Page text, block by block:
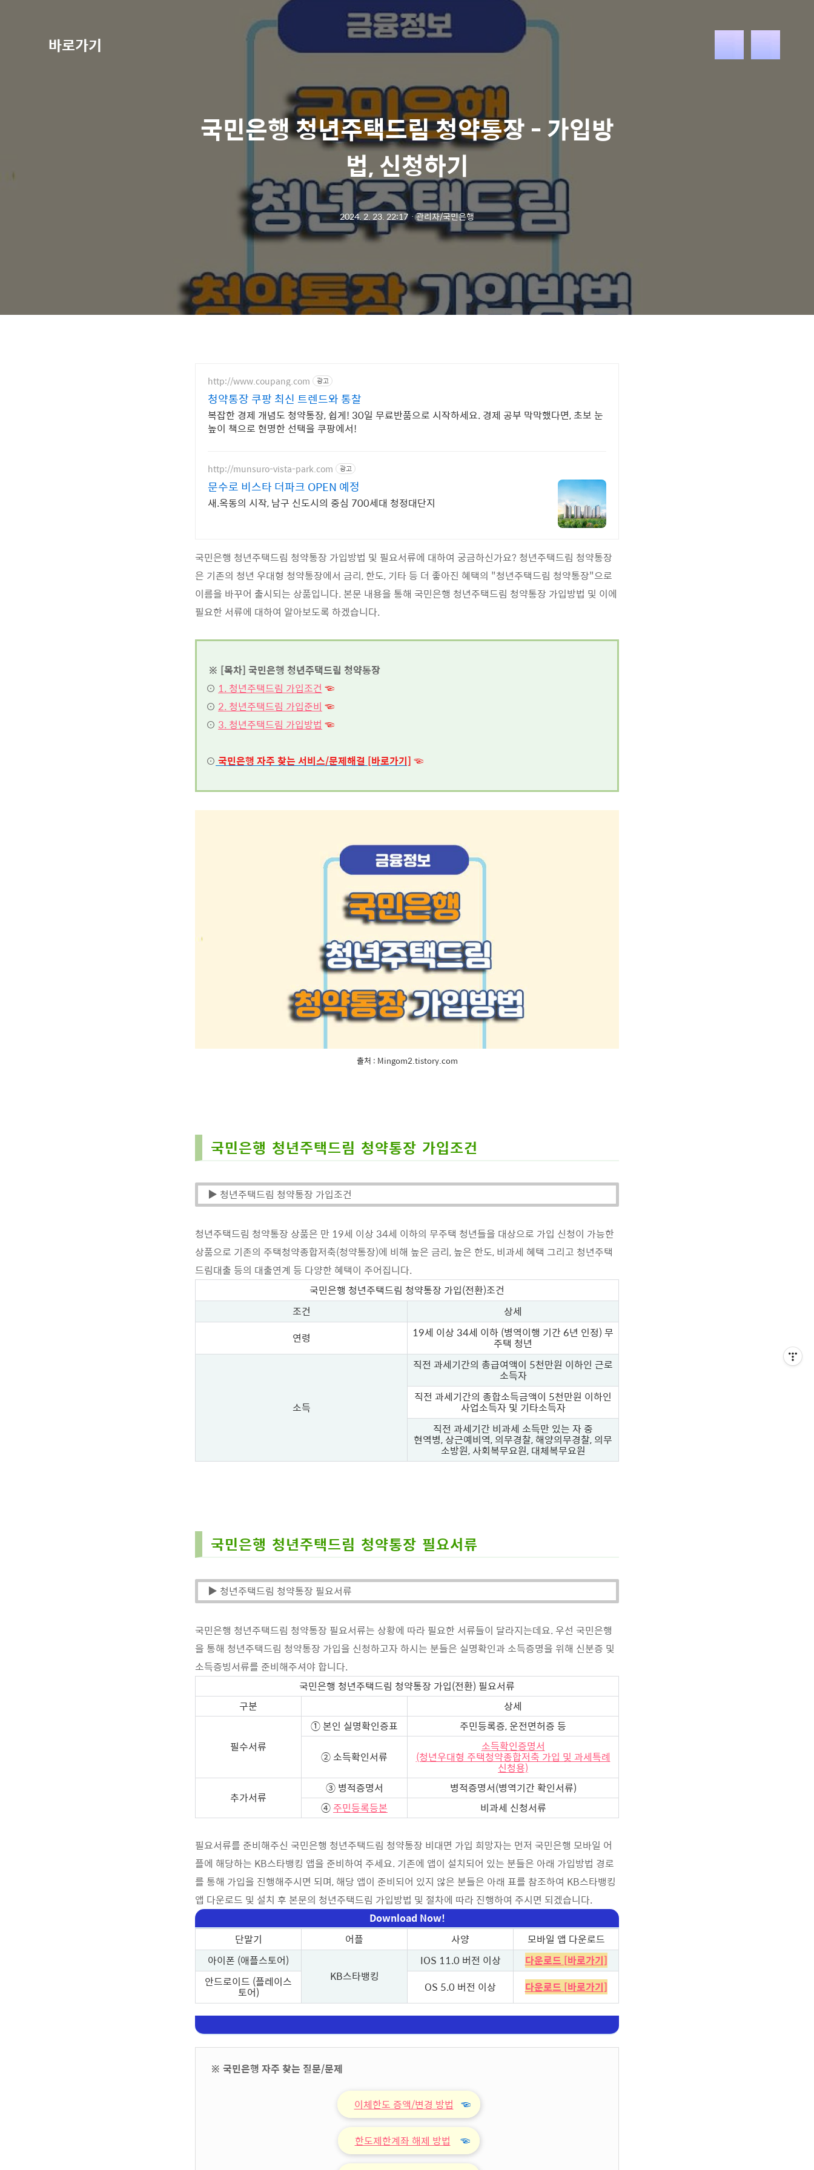
바로가기
뉴
국민은행 청년주택드림 청약통장 - 가입방
법, 신청하기
2024. 2. 23. 22:17 ㆍ관리자/국민은행
http://www.coupang.com 광고
청약통장 쿠팡 최신 트렌드와 통찰
복잡한 경제 개념도 청약통장, 쉽게! 30일 무료반품으로 시작하세요. 경제 공부 막막했다면, 초보 눈
높이 책으로 현명한 선택을 쿠팡에서!
http://munsuro-vista-park.com 광고
문수로 비스타 더파크 OPEN 예정
새.옥동의 시작, 남구 신도시의 중심 700세대 청정대단지
국민은행 청년주택드림 청약통장 가입방법 및 필요서류에 대하여 궁금하신가요? 청년주택드림 청약통장
은 기존의 청년 우대형 청약통장에서 금리, 한도, 기타 등 더 좋아진 혜택의 "청년주택드림 청약통장"으로
이름을 바꾸어 출시되는 상품입니다. 본문 내용을 통해 국민은행 청년주택드림 청약통장 가입방법 및 이에
필요한 서류에 대하여 알아보도록 하겠습니다.
※ [목차] 국민은행 청년주택드림 청약통장
⊙ 1. 청년주택드림 가입조건 ☜
⊙ 2. 청년주택드림 가입준비 ☜
⊙ 3. 청년주택드림 가입방법 ☜
⊙ 국민은행 자주 찾는 서비스/문제해결 [바로가기] ☜
출처 : Mingom2.tistory.com
국민은행 청년주택드림 청약통장 가입조건
▶ 청년주택드림 청약통장 가입조건
청년주택드림 청약통장 상품은 만 19세 이상 34세 이하의 무주택 청년들을 대상으로 가입 신청이 가능한
상품으로 기존의 주택청약종합저축(청약통장)에 비해 높은 금리, 높은 한도, 비과세 혜택 그리고 청년주택
드림대출 등의 대출연계 등 다양한 혜택이 주어집니다.
국민은행 청년주택드림 청약통장 가입(전환)조건
조건
상세
연령
19세 이상 34세 이하 (병역이행 기간 6년 인정) 무
주택 청년
소득
직전 과세기간의 총급여액이 5천만원 이하인 근로
소득자
직전 과세기간의 종합소득금액이 5천만원 이하인
사업소득자 및 기타소득자
직전 과세기간 비과세 소득만 있는 자 중
현역병, 상근예비역, 의무경찰, 해양의무경찰, 의무
소방원, 사회복무요원, 대체복무요원
국민은행 청년주택드림 청약통장 필요서류
▶ 청년주택드림 청약통장 필요서류
국민은행 청년주택드림 청약통장 필요서류는 상황에 따라 필요한 서류들이 달라지는데요. 우선 국민은행
을 통해 청년주택드림 청약통장 가입을 신청하고자 하시는 분들은 실명확인과 소득증명을 위해 신분증 및
소득증빙서류를 준비해주셔야 합니다.
국민은행 청년주택드림 청약통장 가입(전환) 필요서류
구분
상세
필수서류
① 본인 실명확인증표 주민등록증, 운전면허증 등
② 소득확인서류
소득확인증명서
(청년우대형 주택청약종합저축 가입 및 과세특례
신청용)
추가서류
③ 병적증명서
병적증명서(병역기간 확인서류)
④주민등록등본 비과세 신청서류
필요서류를 준비해주신 국민은행 청년주택드림 청약통장 비대면 가입 희망자는 먼저 국민은행 모바일 어
플에 해당하는 KB스타뱅킹 앱을 준비하여 주세요. 기존에 앱이 설치되어 있는 분들은 아래 가입방법 경로
를 통해 가입을 진행해주시면 되며, 해당 앱이 준비되어 있지 않은 분들은 아래 표를 참조하여 KB스타뱅킹
앱 다운로드 및 설치 후 본문의 청년주택드림 가입방법 및 절차에 따라 진행하여 주시면 되겠습니다.
Download Now!
단말기
어플 사양
모바일 앱 다운로드
아이폰 (애플스토어)
KB스타뱅킹
IOS 11.0 버전 이상
다운로드 [바로가기]
안드로이드 (플레이스
토어) OS 5.0 버전 이상 다운로드 [바로가기]
※ 국민은행 자주 찾는 질문/문제
이체한도 증액/변경 방법 ☜
한도제한계좌 해제 방법 ☜